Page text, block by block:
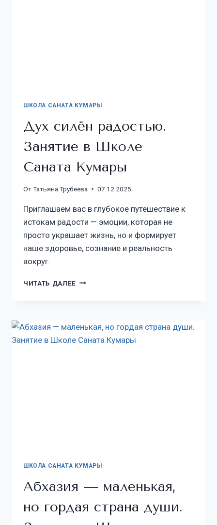
ШКОЛА САНАТА КУМАРЫ
Дух силён радостью.
Занятие в Школе
Саната Кумары
ОтТатьяна Трубеева 07.12.2025
Приглашаем вас в глубокое путешествие к
истокам радости — эмоции, которая не
просто украшает жизнь, но и формирует
наше здоровье, сознание и реальность
вокруг.
ЧИТАТЬ ДАЛЕЕ
ШКОЛА САНАТА КУМАРЫ
Абхазия — маленькая,
но гордая страна души.